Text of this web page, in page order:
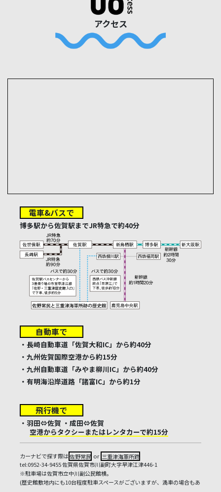
アクセス
電車&バスで
博多駅から佐賀駅までJR特急で約40分
自動車で
・長崎自動車道「佐賀大和IC」から約40分
・九州佐賀国際空港から約15分
・九州自動車道「みやま柳川IC」から約40分
・有明海沿岸道路「諸富IC」から約1分
飛行機で
・羽田⇔佐賀 ・成田⇔佐賀
空港からタクシーまたはレンタカーで約15分
カーナビで探す際は佐野常民 or 三重津海軍所跡
tel:0952-34-9455 佐賀県佐賀市川副町大字早津江津446-1
※駐車場は佐賀市立中川副公民館横。
(歴史館敷地内にも10台程度駐車スペースがございますが、満車の場合もあ